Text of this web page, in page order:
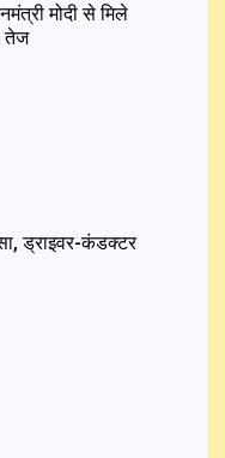
मोदी से मिले
तेज
ड्राइवर-कंडक्टर